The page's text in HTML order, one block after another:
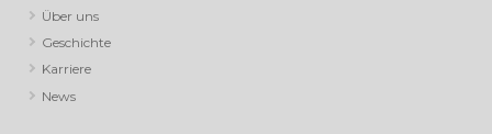
Über uns
Geschichte
Karriere
News